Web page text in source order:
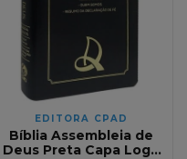
EDITORA CPAD
Bíblia Assembleia de
Deus Preta Capa Logo